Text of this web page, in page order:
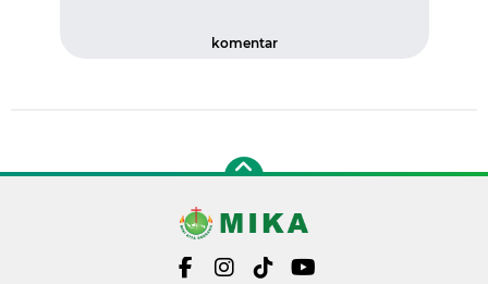
komentar